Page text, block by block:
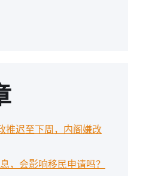
推迟至下周，内阁嫌改
，会影响移民申请吗？